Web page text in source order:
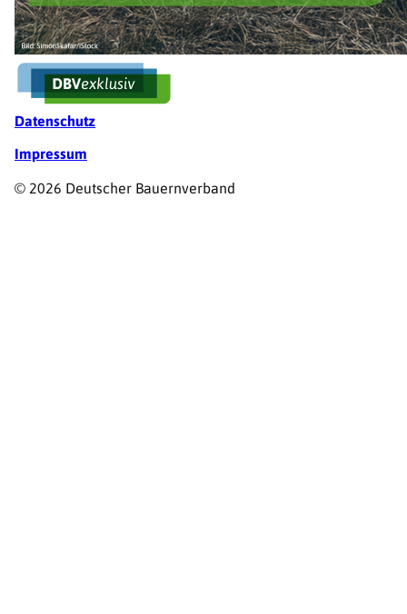
Fußzeile
Datenschutz
Impressum
© 2026 Deutscher Bauernverband